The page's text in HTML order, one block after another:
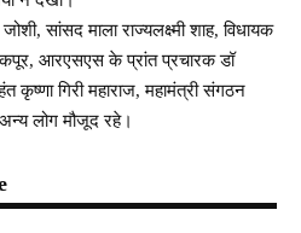
सांसद माला राज्यलक्ष्मी शाह, विधायक
कपूर, आरएसएस के प्रांत प्रचारक डॉ
कृष्णा गिरी महाराज, महामंत्री संगठन
लोग मौजूद रहे।